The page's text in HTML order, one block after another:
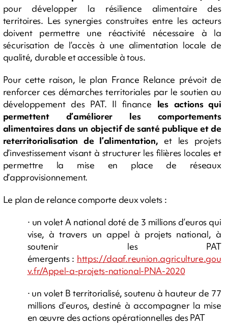
pour développer la résilience alimentaire des
territoires. Les synergies construites entre les acteurs
doivent permettre une réactivité nécessaire à la
sécurisation de l’accès à une alimentation locale de
qualité, durable et accessible à tous.
Pour cette raison, le plan France Relance prévoit de
renforcer ces démarches territoriales par le soutien au
développement des PAT. Il finance les actions qui
permettent d’améliorer les comportements
alimentaires dans un objectif de santé publique et de
reterritorialisation de l’alimentation, et les projets
d’investissement visant à structurer les filières locales et
permettre la mise en place de réseaux
d’approvisionnement.
Le plan de relance comporte deux volets :
· un volet A national doté de 3 millions d’euros qui
vise, à travers un appel à projets national, à
soutenir les PAT
émergents : https://daaf.reunion.agriculture.gou
v.fr/Appel-a-projets-national-PNA-2020
· un volet B territorialisé, soutenu à hauteur de 77
millions d’euros, destiné à accompagner la mise
en œuvre des actions opérationnelles des PAT